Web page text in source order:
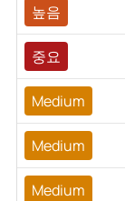
높음
중요
Medium
Medium
Medium